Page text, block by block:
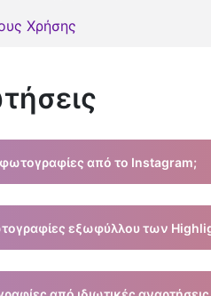
Χρήσης
από το Instagram;
εργαλεία τρίτων όπως
εξωφύλλου των
λήψη φωτογραφιών